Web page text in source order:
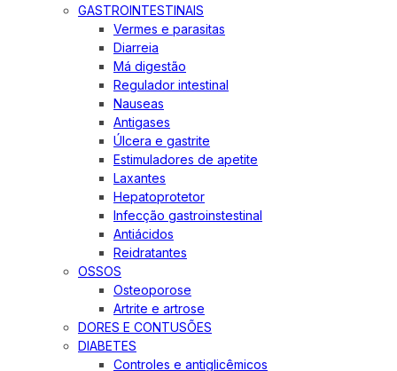
GASTROINTESTINAIS
Vermes e parasitas
Diarreia
Má digestão
Regulador intestinal
Nauseas
Antigases
Úlcera e gastrite
Estimuladores de apetite
Laxantes
Hepatoprotetor
Infecção gastroinstestinal
Antiácidos
Reidratantes
OSSOS
Osteoporose
Artrite e artrose
DORES E CONTUSÕES
DIABETES
Controles e antiglicêmicos